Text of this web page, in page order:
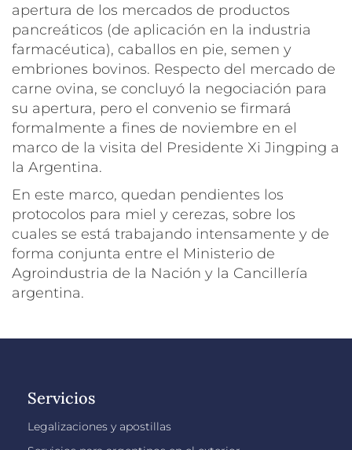
apertura de los mercados de productos
pancreáticos (de aplicación en la industria
farmacéutica), caballos en pie, semen y
embriones bovinos. Respecto del mercado de
carne ovina, se concluyó la negociación para
su apertura, pero el convenio se firmará
formalmente a fines de noviembre en el
marco de la visita del Presidente Xi Jingping a
la Argentina.
En este marco, quedan pendientes los
protocolos para miel y cerezas, sobre los
cuales se está trabajando intensamente y de
forma conjunta entre el Ministerio de
Agroindustria de la Nación y la Cancillería
argentina.
Servicios
Legalizaciones y apostillas